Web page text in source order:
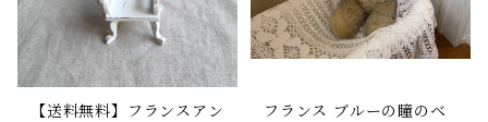
【送料無料】フランスアン
フランス ブルーの瞳のベ